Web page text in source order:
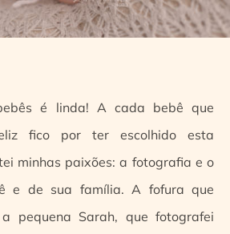
é linda! A cada bebê que
fico por ter escolhido esta
minhas paixões: a fotografia e o
e de sua família. A fofura que
pequena Sarah, que fotografei